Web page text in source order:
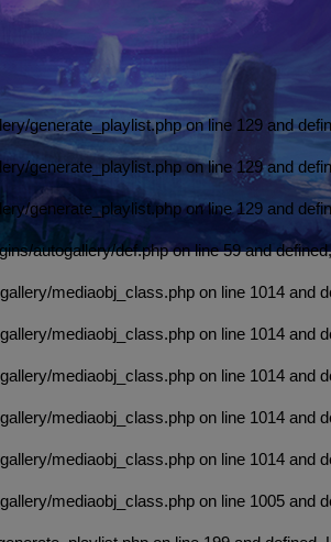
generate_playlist.php on line 129 and
generate_playlist.php on line 129 and
generate_playlist.php on line 129 and
autogallery/def.php on line 59 and
mediaobj_class.php on line 1014 and
mediaobj_class.php on line 1014 and
mediaobj_class.php on line 1014 and
mediaobj_class.php on line 1014 and
mediaobj_class.php on line 1014 and
mediaobj_class.php on line 1005 and